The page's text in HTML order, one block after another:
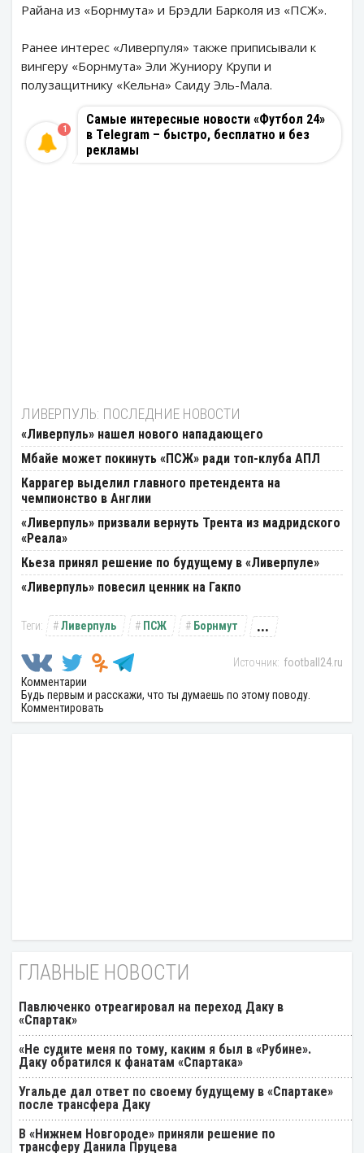
Райана из «Борнмута» и Брэдли Барколя из «ПСЖ».
Ранее интерес «Ливерпуля» также приписывали к
вингеру «Борнмута» Эли Жуниору Крупи и
полузащитнику «Кельна» Саиду Эль-Мала.
Самые интересные новости «Футбол 24»
в Telegram – быстро, бесплатно и без
рекламы
1
ЛИВЕРПУЛЬ: ПОСЛЕДНИЕ НОВОСТИ
«Ливерпуль» нашел нового нападающего
Мбайе может покинуть «ПСЖ» ради топ-клуба АПЛ
Каррагер выделил главного претендента на
чемпионство в Англии
«Ливерпуль» призвали вернуть Трента из мадридского
«Реала»
Кьеза принял решение по будущему в «Ливерпуле»
«Ливерпуль» повесил ценник на Гакпо
Ливерпуль ПСЖ Борнмут ...
football24.ru
Комментарии
Будь первым и расскажи, что ты думаешь по этому поводу.
Комментировать
ГЛАВНЫЕ НОВОСТИ
Павлюченко отреагировал на переход Даку в
«Спартак»
«Не судите меня по тому, каким я был в «Рубине».
Даку обратился к фанатам «Спартака»
Угальде дал ответ по своему будущему в «Спартаке»
после трансфера Даку
В «Нижнем Новгороде» приняли решение по
трансферу Данила Пруцева